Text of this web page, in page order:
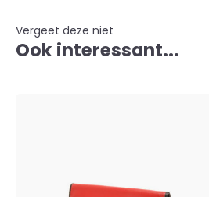
Vergeet deze niet
Ook interessant...